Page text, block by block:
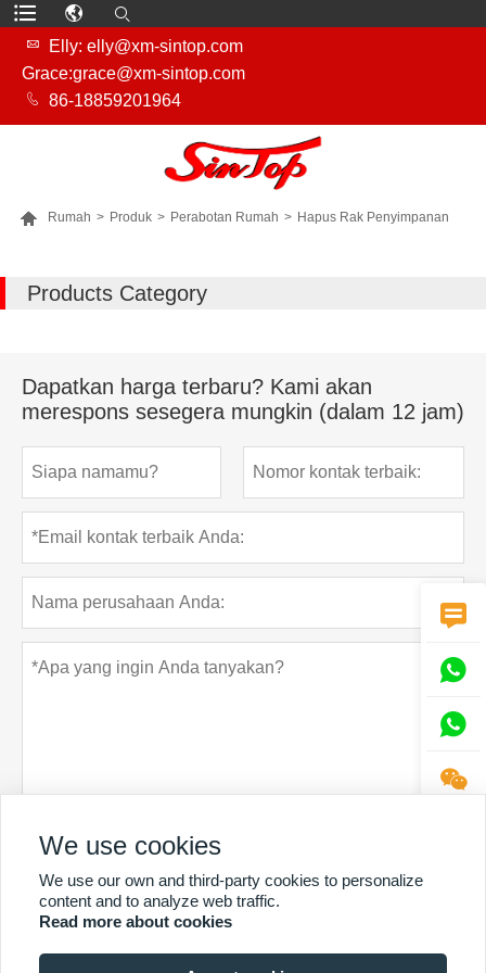

Elly: elly@xm-sintop.com
Grace:grace@xm-sintop.com
 86-18859201964
 Rumah > Produk > Perabotan Rumah > Hapus Rak Penyimpanan
Products Category
Dapatkan harga terbaru? Kami akan
merespons sesegera mungkin (dalam 12 jam)




We use cookies
We use our own and third-party cookies to personalize
content and to analyze web traffic.
Read more about cookies